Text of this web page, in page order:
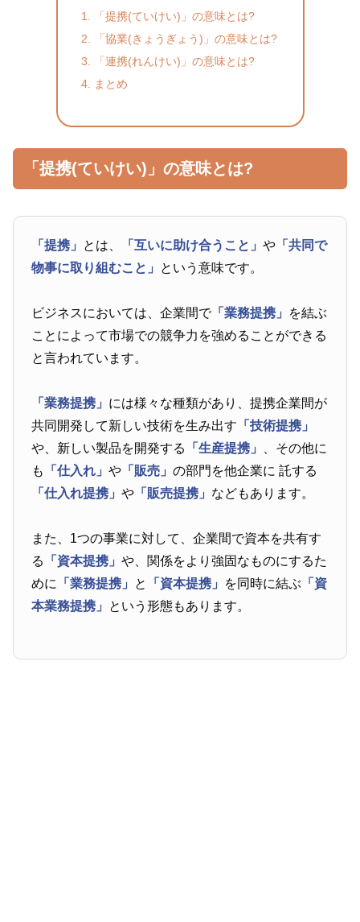
「提携(ていけい)」の意味とは?
「協業(きょうぎょう)」の意味とは?
「連携(れんけい)」の意味とは?
まとめ
「提携(ていけい)」の意味とは?
「提携」 とは、 「互いに助け合うこと」や 「共同で
物事に取り組むこと」 という意味です。
ビジネスにおいては、企業間で「業務提携」 を結ぶ
ことによって市場での競争力を強めることができる
と言われています。
「業務提携」 には様々な種類があり、提携企業間が
共同開発して新しい技術を生み出す 「技術提携」
や、新しい製品を開発する
「生産提携」
、その他に
も
「仕入れ」や 「販売」の部門を他企業に 託する
「仕入れ提携」や 「販売提携」 などもあります。
また、1つの事業に対して、企業間で資本を共有す
る
「資本提携」や、関係をより強固なものにするた
めに
「業務提携」 と 「資本提携」 を同時に結ぶ 「資
本業務提携」 という形態もあります。